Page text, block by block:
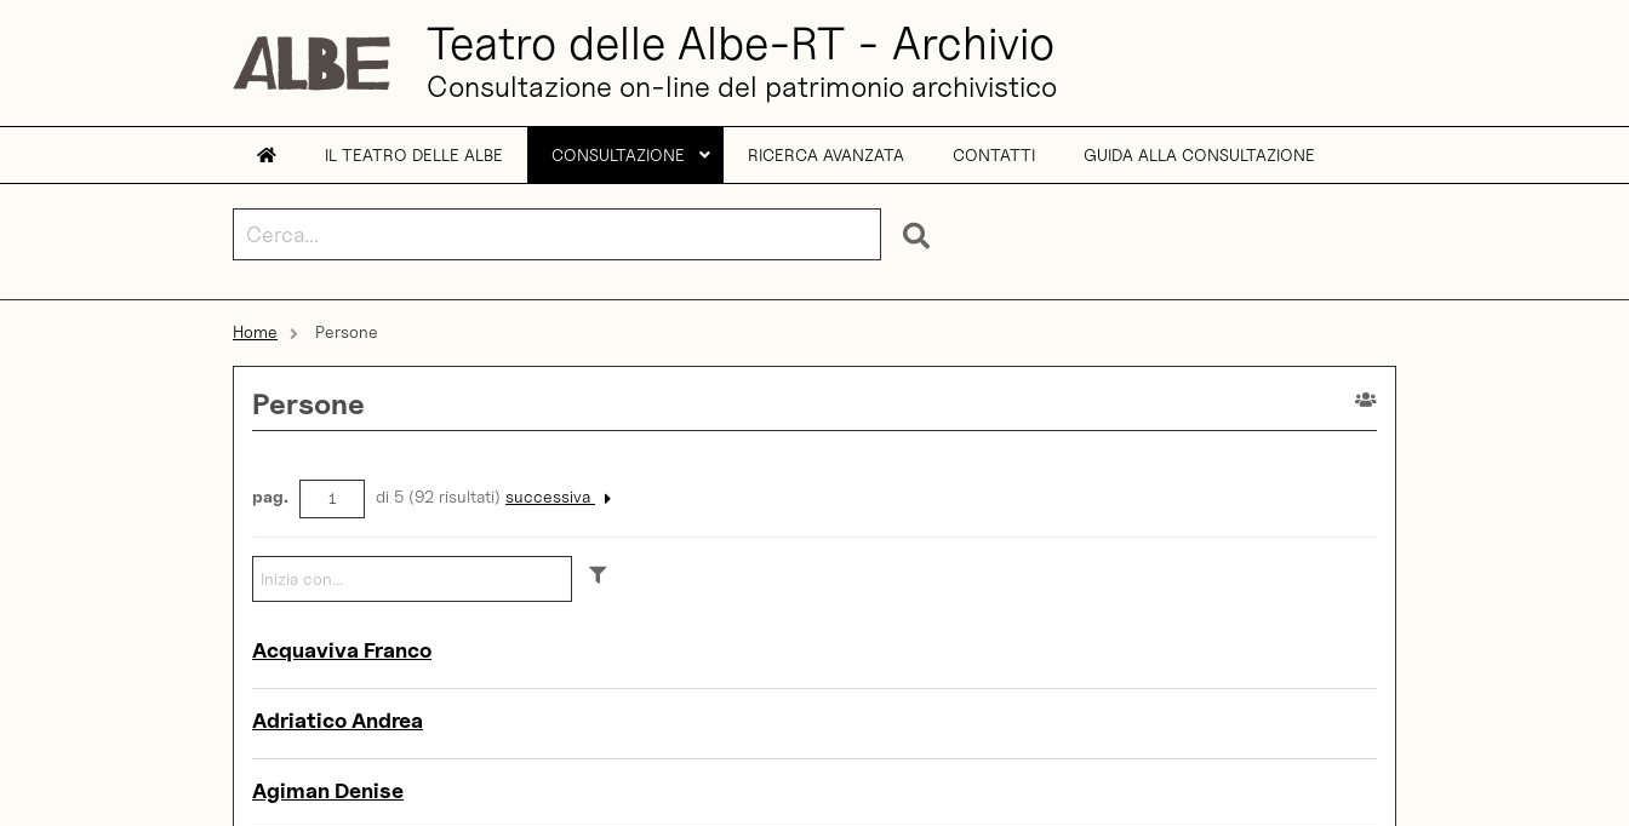
Teatro delle Albe-RT - Archivio
Consultazione on-line del patrimonio archivistico
IL TEATRO DELLE ALBE CONSULTAZIONE RICERCA AVANZATA CONTATTI GUIDA ALLA CONSULTAZIONE
Home Persone
Persone
pag. di 5 (92 risultati) successiva
Acquaviva Franco
Adriatico Andrea
Agiman Denise